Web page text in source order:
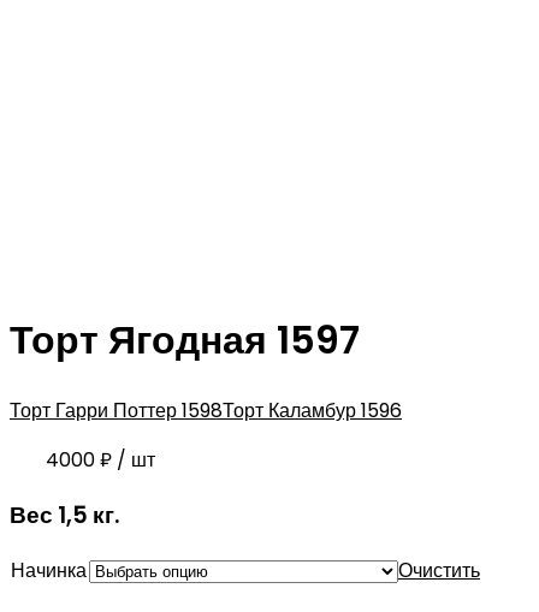
Торт Ягодная 1597
Торт Гарри Поттер 1598Торт Каламбур 1596
4000₽ / шт
Вес 1,5 кг.
Начинка Очистить